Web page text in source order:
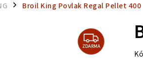
/ Broil King Povlak Regal Pellet 400
ZDARMA